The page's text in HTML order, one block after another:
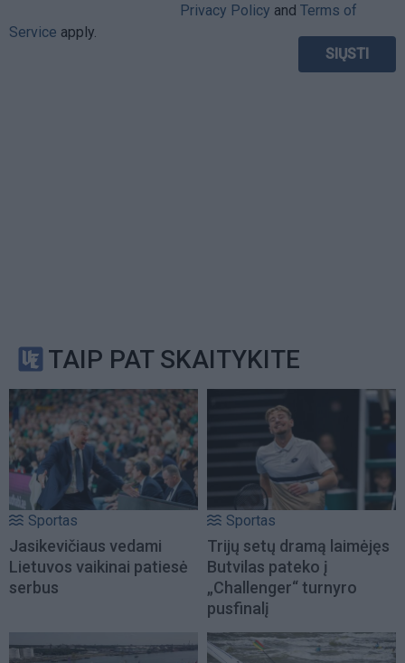
Privacy Policy and Terms of
Service apply.
TAIP PAT SKAITYKITE
Sportas
Jasikevičiaus vedami
Lietuvos vaikinai patiesė
serbus
Sportas
Trijų setų dramą laimėjęs
Butvilas pateko į
„Challenger“ turnyro
pusfinalį